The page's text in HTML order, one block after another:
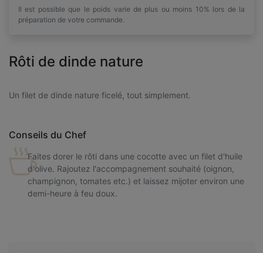
Il est possible que le poids varie de plus ou moins 10% lors de la
préparation de votre commande.
Rôti de dinde nature
Un filet de dinde nature ficelé, tout simplement.
Conseils du Chef
Faites dorer le rôti dans une cocotte avec un filet d'huile
d'olive. Rajoutez l'accompagnement souhaité (oignon,
champignon, tomates etc.) et laissez mijoter environ une
demi-heure à feu doux.